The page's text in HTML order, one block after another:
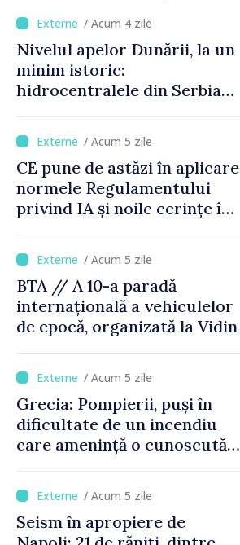
/ Acum 4 zile
Nivelul apelor Dunării, la un
minim istoric:
hidrocentralele din Serbia
capacitate
/ Acum 5 zile
CE pune de astăzi în aplicare
normele Regulamentului
privind IA și noile cerințe în
/ Acum 5 zile
BTA // A 10-a paradă
internațională a vehiculelor
de epocă, organizată la Vidin
/ Acum 5 zile
Grecia: Pompierii, puși în
dificultate de un incendiu
care amenință o cunoscută
/ Acum 5 zile
Seism în apropiere de